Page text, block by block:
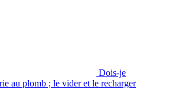
Dois-je
au plomb ; le vider et le recharger